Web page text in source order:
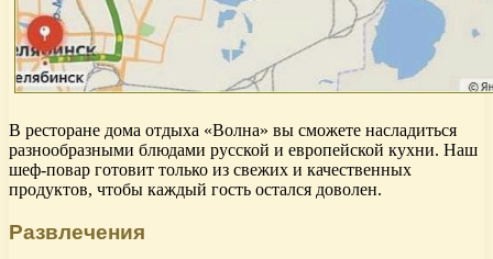
В ресторане дома отдыха «Волна» вы сможете насладиться
разнообразными блюдами русской и европейской кухни. Наш
шеф-повар готовит только из свежих и качественных
продуктов, чтобы каждый гость остался доволен.
Развлечения